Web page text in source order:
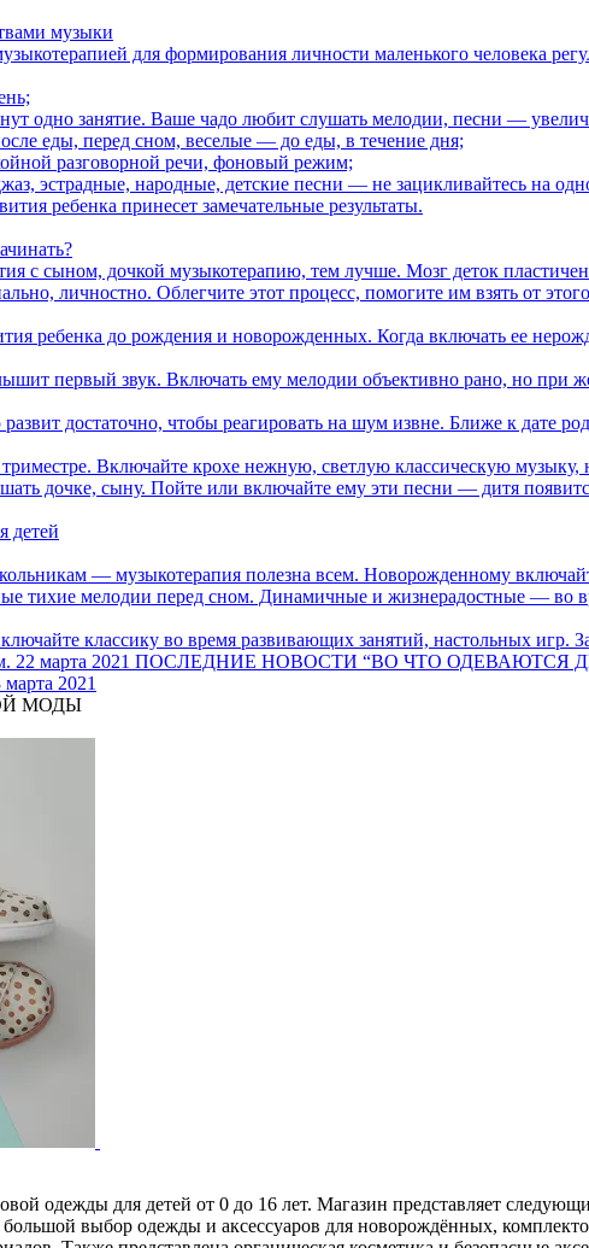
музыки
для формирования личности маленького человека
одно занятие. Ваше чадо любит слушать мелодии, песни —
еды, перед сном, веселые — до еды, в течение дня;
разговорной речи, фоновый режим;
эстрадные, народные, детские песни — не зацикливайтесь на
ребенка принесет замечательные результаты.
с сыном, дочкой музыкотерапию, тем лучше. Мозг деток
личностно. Облегчите этот процесс, помогите им взять от
ребенка до рождения и новорожденных. Когда включать ее
первый звук. Включать ему мелодии объективно рано, но при
достаточно, чтобы реагировать на шум извне. Ближе к дате
Включайте крохе нежную, светлую классическую
дочке, сыну. Пойте или включайте ему эти песни — дитя
детей
— музыкотерапия полезна всем. Новорожденному
тихие мелодии перед сном. Динамичные и жизнерадостные — во
классику во время развивающих занятий, настольных
22 марта 2021 ПОСЛЕДНИЕ НОВОСТИ “ВО ЧТО ОДЕВАЮТСЯ
марта 2021
МОДЫ
одежды для детей от 0 до 16 лет. Магазин представляет
выбор одежды и аксессуаров для новорождённых,